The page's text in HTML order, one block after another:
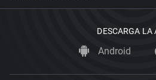
DESCARGA LA
Android